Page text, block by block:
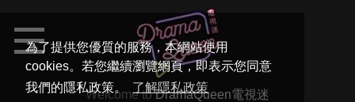
為了提供您優質的服務，本網站使用
cookies。若您繼續瀏覽網頁，即表示您同意
我們的隱私政策。
了解隱私政策
Welcome toDramaQueen電視迷